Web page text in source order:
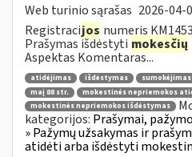
Web turinio sąrašas 2026-04-
Registracijos numeris
Prašymas išdėstyti mokesčių
Aspektas Komentaras...
atidėjimas išdėstymas sumokėjimas
maį 88 str.
mokestinės nepriemokos
mokestinės nepriemokos išdėstymas
kategorijos: Prašymai,
» Pažymų užsakymas ir
atidėti arba išdėstyti